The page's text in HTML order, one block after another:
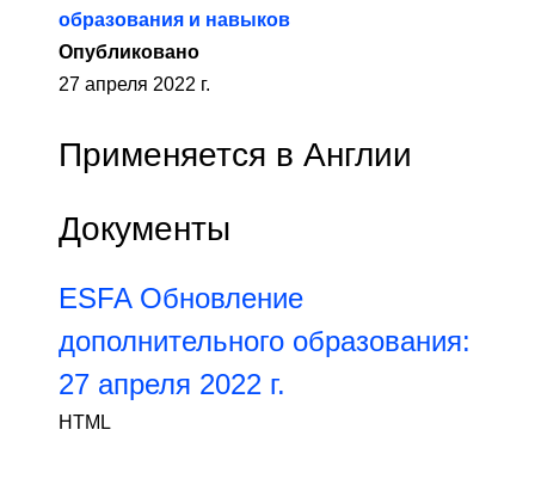
образования и навыков
Опубликовано
27 апреля 2022 г.
Применяется в Англии
Документы
ESFA Обновление
дополнительного образования:
27 апреля 2022 г.
HTML